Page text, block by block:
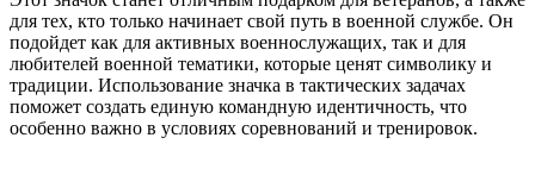
для тех, кто только начинает свой путь в военной службе. Он
подойдет как для активных военнослужащих, так и для
любителей военной тематики, которые ценят символику и
традиции. Использование значка в тактических задачах
поможет создать единую командную идентичность, что
особенно важно в условиях соревнований и тренировок.